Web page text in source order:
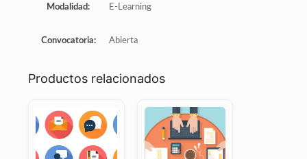
Modalidad: E-Learning
Convocatoria: Abierta
Productos relacionados